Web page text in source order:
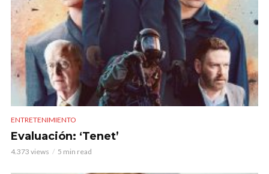
ENTRETENIMIENTO
Evaluación: ‘Tenet’
4.373 views 5 min read